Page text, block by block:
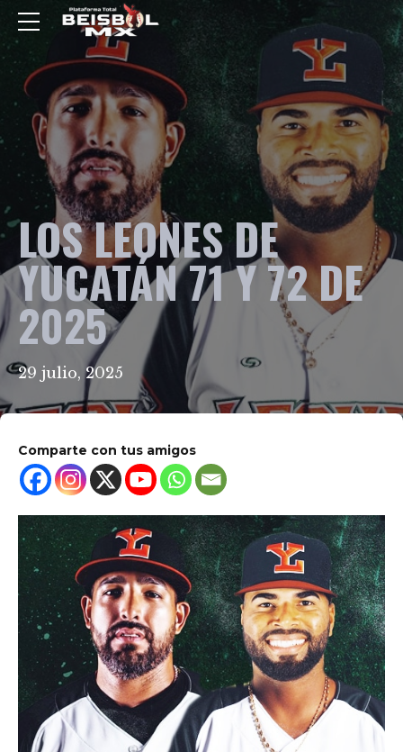
LOS LEONES DE
YUCATÁN 71 Y 72 DE
2025
29 julio, 2025
Comparte con tus amigos